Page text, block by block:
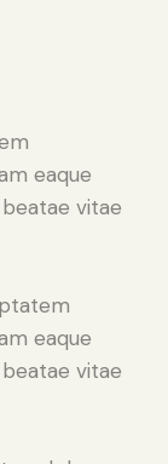
eaque
vitae
eaque
vitae